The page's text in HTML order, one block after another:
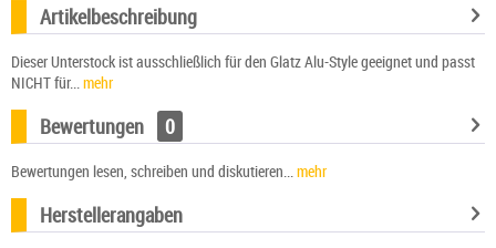
Artikelbeschreibung
Dieser Unterstock ist ausschließlich für den Glatz Alu-Style geeignet und passt
NICHT für... mehr
Bewertungen 0
Bewertungen lesen, schreiben und diskutieren... mehr
Herstellerangaben